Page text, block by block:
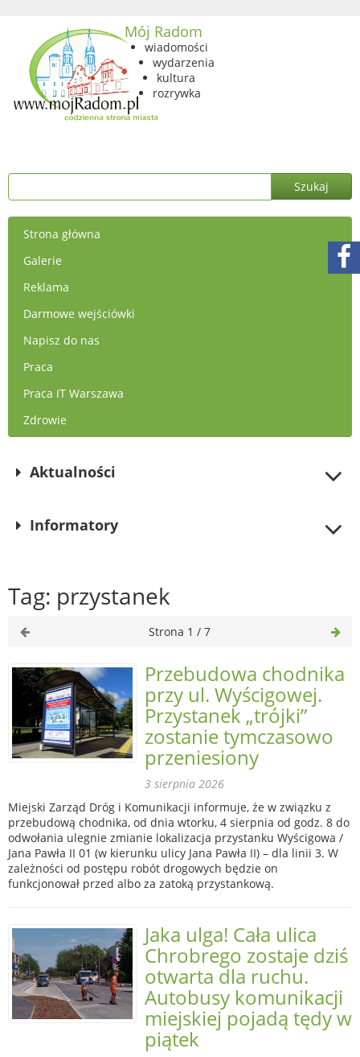
Mój Radom
wiadomości
wydarzenia
kultura
rozrywka
Strona główna
Galerie
Reklama
Darmowe wejściówki
Napisz do nas
Praca
Praca IT Warszawa
Zdrowie
Aktualności
Informatory
Tag: przystanek
Strona 1 / 7
Przebudowa chodnika
przy ul. Wyścigowej.
Przystanek „trójki”
zostanie tymczasowo
przeniesiony
3 sierpnia 2026
Miejski Zarząd Dróg i Komunikacji informuje, że w związku z
przebudową chodnika, od dnia wtorku, 4 sierpnia od godz. 8 do
odwołania ulegnie zmianie lokalizacja przystanku Wyścigowa /
Jana Pawła II 01 (w kierunku ulicy Jana Pawła II) – dla linii 3. W
zależności od postępu robót drogowych będzie on
funkcjonował przed albo za zatoką przystankową.
Jaka ulga! Cała ulica
Chrobrego zostaje dziś
otwarta dla ruchu.
Autobusy komunikacji
miejskiej pojadą tędy w
piątek